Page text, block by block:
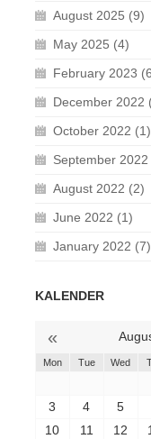
August 2025 (9)
May 2025 (4)
February 2023
December 2022
October 2022 (1)
September 2022
August 2022 (2)
June 2022 (1)
January 2022 (7)
KALENDER
«
Mon Tue Wed
3
4 5
10
11 12